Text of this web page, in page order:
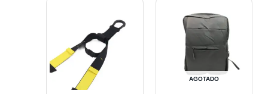
AGOTADO